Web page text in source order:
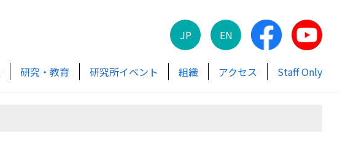
JP EN
研究・教育 研究所イベント 組織 アクセス Staff Only